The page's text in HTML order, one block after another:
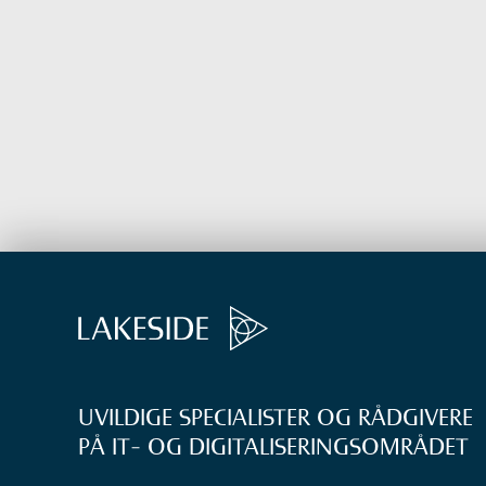
UVILDIGE SPECIALISTER OG RÅDGIVERE
PÅ IT- OG DIGITALISERINGS­OMRÅDET